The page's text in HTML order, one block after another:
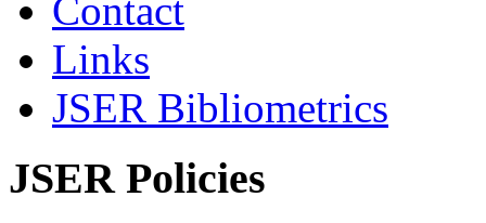
Contact
Links
JSER Bibliometrics
JSER Policies